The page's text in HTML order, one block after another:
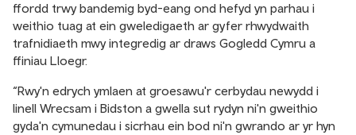
ffordd trwy bandemig byd-eang ond hefyd yn parhau i
weithio tuag at ein gweledigaeth ar gyfer rhwydwaith
trafnidiaeth mwy integredig ar draws Gogledd Cymru a
ffiniau Lloegr.
“Rwy'n edrych ymlaen at groesawu'r cerbydau newydd i
linell Wrecsam i Bidston a gwella sut rydyn ni'n gweithio
gyda'n cymunedau i sicrhau ein bod ni'n gwrando ar yr hyn